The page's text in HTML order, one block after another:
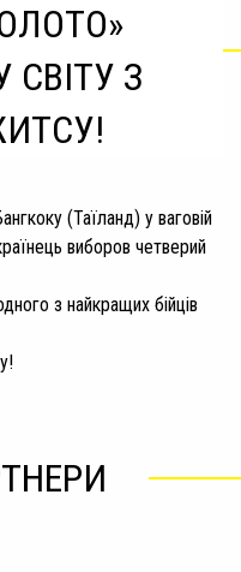
СВІТУ З
(Таїланд) у ваговій
виборов четверий
з найкращих бійців